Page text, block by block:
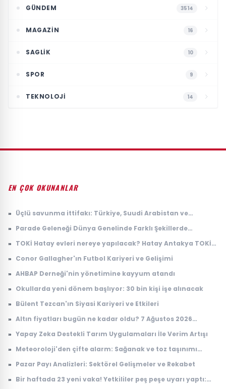
GÜNDEM 3514
MAGAZIN 16
SAGLIK 10
SPOR 9
TEKNOLOJI 14
EN ÇOK OKUNANLAR
» Üçlü savunma ittifakı: Türkiye, Suudi Arabistan ve
» Parade Geleneği Dünya Genelinde Farklı Şekillerde
» TOKİ Hatay evleri nereye yapılacak? Hatay Antakya TOKİ
» Conor Gallagher'ın Futbol Kariyeri ve Gelişimi
» AHBAP Derneği'nin yönetimine kayyum atandı
» Okullarda yeni dönem başlıyor: 30 bin kişi işe alınacak
» Bülent Tezcan'ın Siyasi Kariyeri ve Etkileri
» Altın fiyatları bugün ne kadar oldu? 7 Ağustos 2026
» Yapay Zeka Destekli Tarım Uygulamaları İle Verim Artışı
» Meteoroloji'den çifte alarm: Sağanak ve toz taşınımı
» Pazar Payı Analizleri: Sektörel Gelişmeler ve Rekabet
» Bir haftada 23 yeni vaka! Yetkililer peş peşe uyarı yaptı: